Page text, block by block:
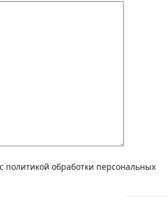
политикой обработки персональных